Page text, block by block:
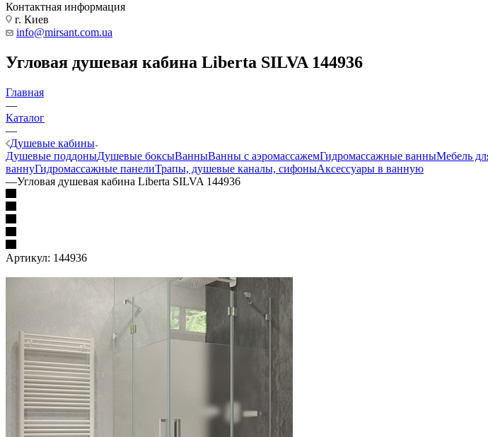
Контактная информация
г. Киев
info@mirsant.com.ua
Угловая душевая кабина Liberta SILVA 144936
Главная
—
Каталог
—
Душевые кабины
Душевые поддоныДушевые боксыВанныВанны с аэромассажемГидромассажные ванныМебель
ваннуГидромассажные панелиТрапы, душевые каналы, сифоныАксессуары в ванную
—Угловая душевая кабина Liberta SILVA 144936
Артикул: 144936